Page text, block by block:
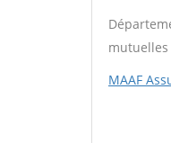
mutuelles
MAAF